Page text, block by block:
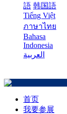
語 韩国語
Tiếng Việt
ภาษาไทย
Bahasa
Indonesia
العربية
首页
我要参展